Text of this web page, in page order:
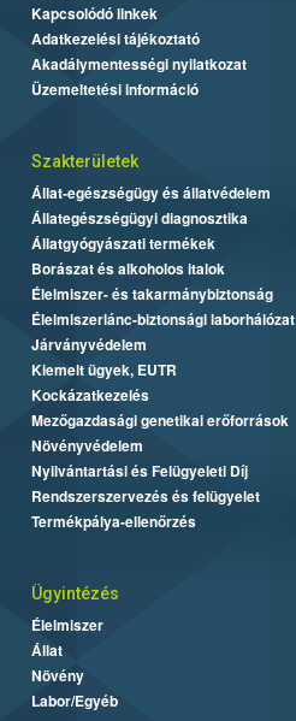
Kapcsolódó linkek
Adatkezelési tájékoztató
Akadálymentességi nyilatkozat
Üzemeltetési információ
Szakterületek
Állat-egészségügy és állatvédelem
Állategészségügyi diagnosztika
Állatgyógyászati termékek
Borászat és alkoholos italok
Élelmiszer- és takarmánybiztonság
Élelmiszerlánc-biztonsági laborhálózat
Járványvédelem
Kiemelt ügyek, EUTR
Kockázatkezelés
Mezőgazdasági genetikai erőforrások
Növényvédelem
Nyilvántartási és Felügyeleti Díj
Rendszerszervezés és felügyelet
Termékpálya-ellenőrzés
Ügyintézés
Élelmiszer
Állat
Növény
Labor/Egyéb